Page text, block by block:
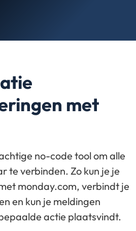
met
no-code tool om alle
te verbinden. Zo kun je je
monday.com, verbindt je
en kun je meldingen
actie plaatsvindt.